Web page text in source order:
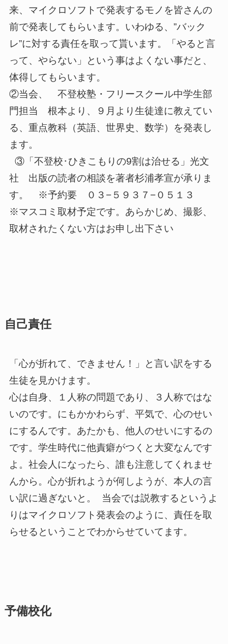
来、マイクロソフトで発表するモノを皆さんの
前で発表してもらいます。いわゆる、”バック
レ”に対する責任を取って貰います。「やると言
って、やらない」という事はよくない事だと、
体得してもらいます。
②当会、 不登校塾・フリースクール中学生部
門担当 根本より、９月より生徒達に教えてい
る、重点教科（英語、世界史、数学）を発表し
ます。
③「不登校･ひきこもりの9割は治せる」光文
社 出版の読者の相談を著者杉浦孝宣が承りま
す。 ※予約要 ０３−５９３７−０５１３
※マスコミ取材予定です。あらかじめ、撮影、
取材されたくない方はお申し出下さい
自己責任
「心が折れて、できません！」と言い訳をする
生徒を見かけます。
心は自身、１人称の問題であり、３人称ではな
いのです。にもかかわらず、平気で、心のせい
にするんです。あたかも、他人のせいにするの
です。学生時代に他責癖がつくと大変なんです
よ。社会人になったら、誰も注意してくれませ
んから。心が折れようが何しようが、本人の言
い訳に過ぎないと。 当会では説教するというよ
りはマイクロソフト発表会のように、責任を取
らせるということでわからせていてます。
予備校化